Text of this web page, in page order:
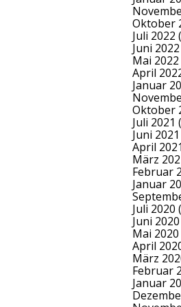
Oktober
Juli 2022
Juni 2022
Mai 2022
April
Januar
Oktober
Juli 2021
Juni 2021
April 2021
März
Februar
Januar
Juli 2020
Juni 2020
Mai 2020
April
März
Februar
Januar